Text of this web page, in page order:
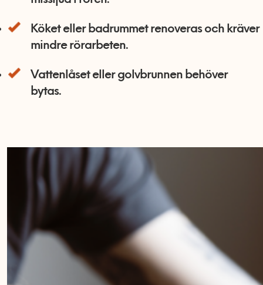
Köket eller badrummet renoveras och kräver
mindre rörarbeten.
Vattenlåset eller golvbrunnen behöver
bytas.